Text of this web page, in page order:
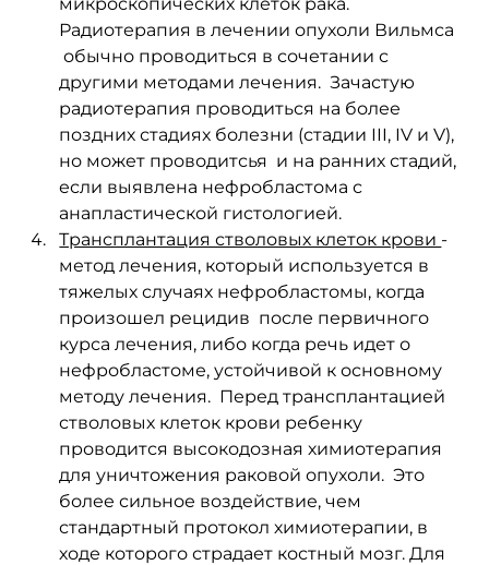
Радиотерапия в лечении опухоли Вильмса
обычно проводиться в сочетании с
другими методами лечения.  Зачастую
радиотерапия проводиться на более
поздних стадиях болезни (стадии III, IV и V),
но может проводитсья  и на ранних стадий,
если выявлена нефробластома с
анапластической гистологией.
Трансплантация стволовых клеток крови -
метод лечения, который используется в
тяжелых случаях нефробластомы, когда
произошел рецидив  после первичного
курса лечения, либо когда речь идет о
нефробластоме, устойчивой к основному
методу лечения.  Перед трансплантацией
стволовых клеток крови ребенку
проводится высокодозная химиотерапия
для уничтожения раковой опухоли.  Это
более сильное воздействие, чем
стандартный протокол химиотерапии, в
ходе которого страдает костный мозг. Для